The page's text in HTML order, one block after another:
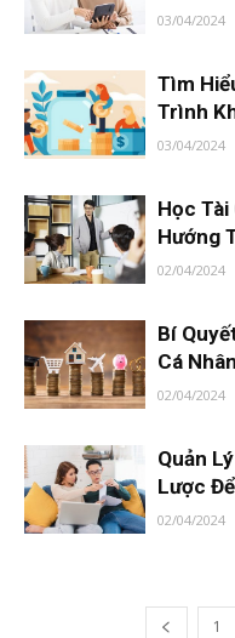
03/04/2024
Tìm
Trình
03/04/2024
Học
Hướng
02/04/2024
Bí
Cá Nhân
02/04/2024
Quản
Lược
02/04/2024
1